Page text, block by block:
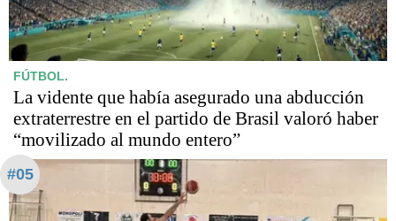
FÚTBOL.
La vidente que había asegurado una abducción
extraterrestre en el partido de Brasil valoró haber
“movilizado al mundo entero”
#05